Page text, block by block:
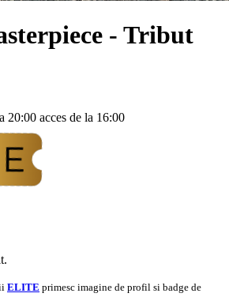
- Tribut
20:00 acces de la 16:00
ELITE primesc imagine de profil si badge de